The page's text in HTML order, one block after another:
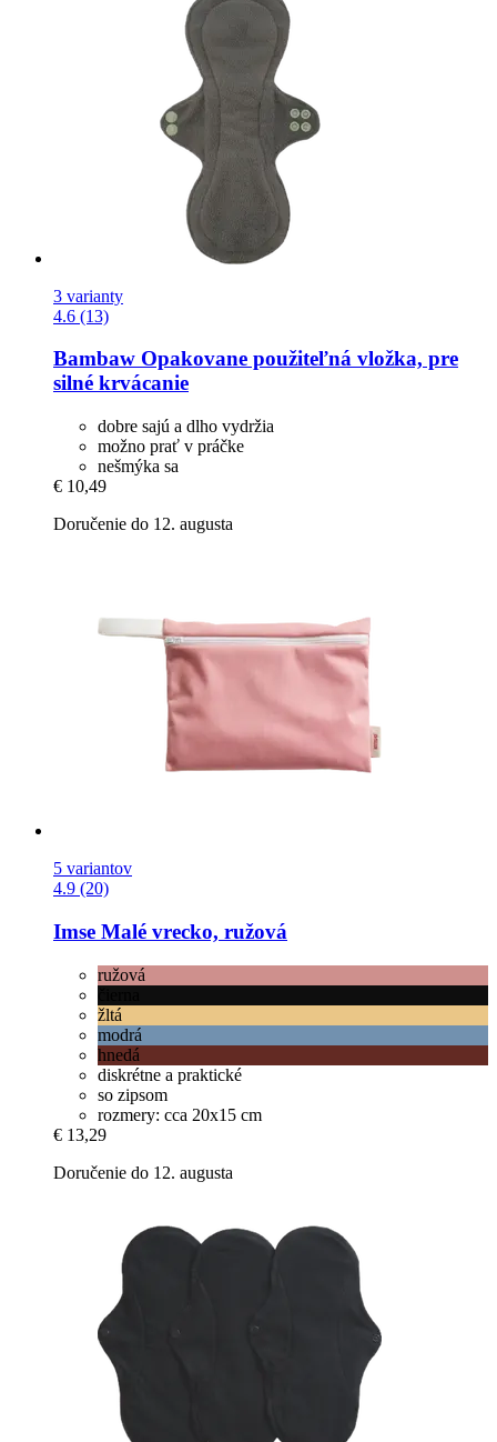
3 varianty
4.6 (13)
Bambaw Opakovane použiteľná vložka, pre
silné krvácanie
dobre sajú a dlho vydržia
možno prať v práčke
nešmýka sa
€ 10,49
Doručenie do 12. augusta
5 variantov
4.9 (20)
Imse Malé vrecko, ružová
ružová
žltá
modrá
hnedá
diskrétne a praktické
so zipsom
rozmery: cca 20x15 cm
€ 13,29
Doručenie do 12. augusta